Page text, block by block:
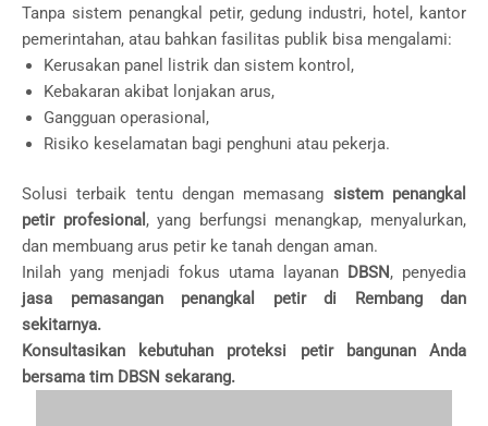
Tanpa sistem penangkal petir, gedung industri, hotel, kantor
pemerintahan, atau bahkan fasilitas publik bisa mengalami:
Kerusakan panel listrik dan sistem kontrol,
Kebakaran akibat lonjakan arus,
Gangguan operasional,
Risiko keselamatan bagi penghuni atau pekerja.
Solusi terbaik tentu dengan memasang sistem penangkal
petir profesional , yang berfungsi menangkap, menyalurkan,
dan membuang arus petir ke tanah dengan aman.
Inilah yang menjadi fokus utama layanan DBSN, penyedia
jasa pemasangan penangkal petir di Rembang dan
sekitarnya.
Konsultasikan kebutuhan proteksi petir bangunan Anda
bersama tim DBSN sekarang.